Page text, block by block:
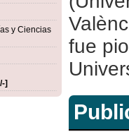
y Ciencias
]
fue